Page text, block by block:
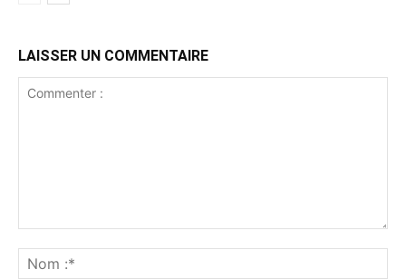
LAISSER UN COMMENTAIRE